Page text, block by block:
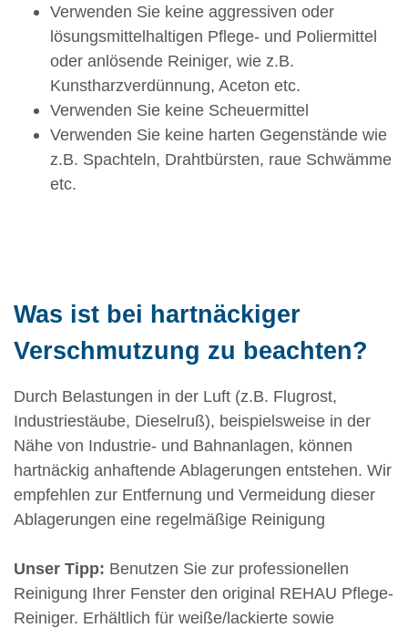
Verwenden Sie keine aggressiven oder
lösungsmittelhaltigen Pflege- und Poliermittel
oder anlösende Reiniger, wie z.B.
Kunstharzverdünnung, Aceton etc.
Verwenden Sie keine Scheuermittel
Verwenden Sie keine harten Gegenstände wie
z.B. Spachteln, Drahtbürsten, raue Schwämme
etc.
Was ist bei hartnäckiger
Verschmutzung zu beachten?
Durch Belastungen in der Luft (z.B. Flugrost,
Industriestäube, Dieselruß), beispielsweise in der
Nähe von Industrie- und Bahnanlagen, können
hartnäckig anhaftende Ablagerungen entstehen. Wir
empfehlen zur Entfernung und Vermeidung dieser
Ablagerungen eine regelmäßige Reinigung
Unser Tipp: Benutzen Sie zur professionellen
Reinigung Ihrer Fenster den original REHAU Pflege-
Reiniger. Erhältlich für weiße/lackierte sowie